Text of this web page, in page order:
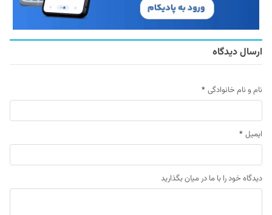
ارسال دیدگاه
نام و نام خانوادگی *
ایمیل *
دیدگاه خود را با ما در میان بگذارید